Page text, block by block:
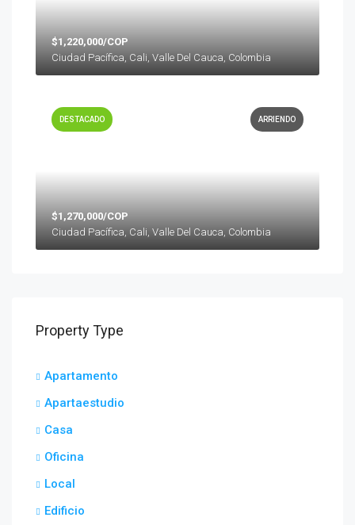
$1,220,000/COP
Ciudad Pacífica, Cali, Valle Del Cauca, Colombia
ARRIENDO
DESTACADO
$1,270,000/COP
Ciudad Pacífica, Cali, Valle Del Cauca, Colombia
Property Type
Apartamento
Apartaestudio
Casa
Oficina
Local
Edificio